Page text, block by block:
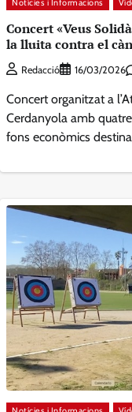
Concert «Veus
la lluita contra el
Redacció 16/03/2026
Concert organitzat a
Cerdanyola amb
fons econòmics